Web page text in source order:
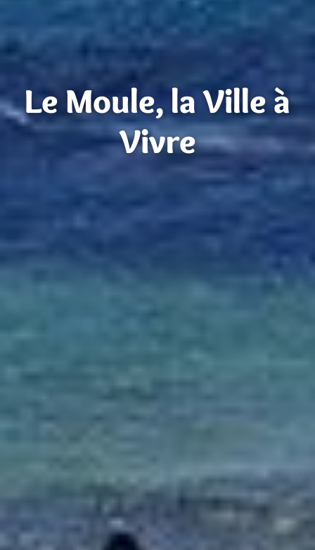
Le Moule, la Ville à
Vivre